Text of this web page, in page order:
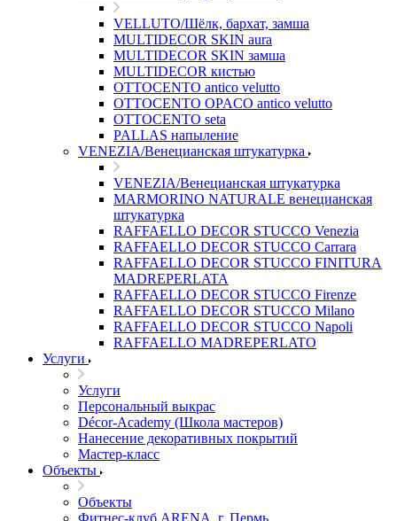
VELLUTO/Шёлк, бархат, замша
MULTIDECOR SKIN aura
MULTIDECOR SKIN замша
MULTIDECOR кистью
OTTOCENTO antico velutto
OTTOCENTO OPACO antico velutto
OTTOCENTO seta
PALLAS напыление
VENEZIA/Венецианская штукатурка
VENEZIA/Венецианская штукатурка
MARMORINO NATURALE венецианская
штукатурка
RAFFAELLO DECOR STUCCO Venezia
RAFFAELLO DECOR STUCCO Carrara
RAFFAELLO DECOR STUCCO FINITURA
MADREPERLATA
RAFFAELLO DECOR STUCCO Firenze
RAFFAELLO DECOR STUCCO Milano
RAFFAELLO DECOR STUCCO Napoli
RAFFAELLO MADREPERLATO
Услуги
Услуги
Персональный выкрас
Décor-Academy (Школа мастеров)
Нанесение декоративных покрытий
Мастер-класс
Объекты
Объекты
Фитнес-клуб ARENA, г. Пермь